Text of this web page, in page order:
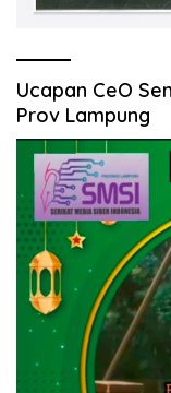
Ucapan CeO
Prov Lampung